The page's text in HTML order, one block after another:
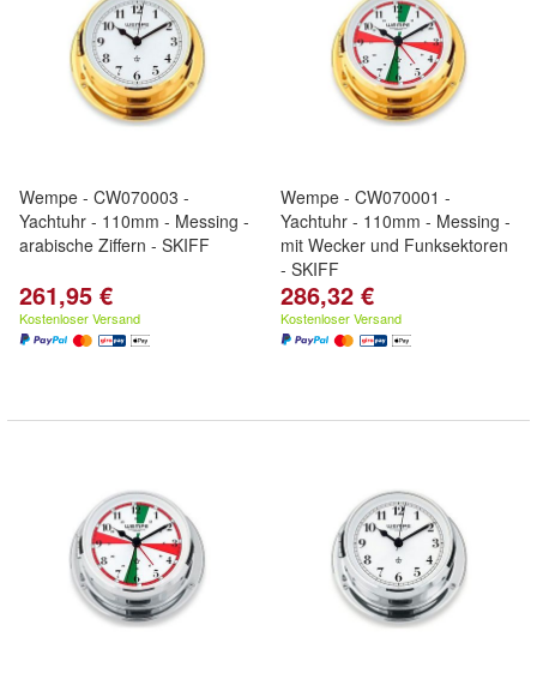
Wempe - CW070003 -
Yachtuhr - 110mm - Messing -
arabische Ziffern - SKIFF
261,95 €
Kostenloser Versand
Wempe - CW070001 -
Yachtuhr - 110mm - Messing -
mit Wecker und Funksektoren
- SKIFF
286,32 €
Kostenloser Versand